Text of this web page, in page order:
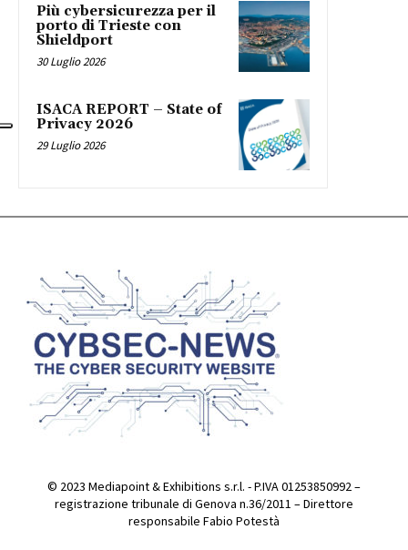
Più cybersicurezza per il
porto di Trieste con
Shieldport
30 Luglio 2026
ISACA REPORT – State of
Privacy 2026
29 Luglio 2026
© 2023 Mediapoint & Exhibitions s.r.l. - P.IVA 01253850992 –
registrazione tribunale di Genova n.36/2011 – Direttore
responsabile Fabio Potestà